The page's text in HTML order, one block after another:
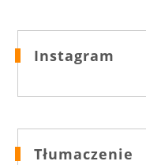
Instagram
Tłumaczenie